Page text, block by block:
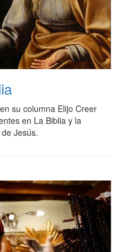
su columna Elijo Creer
en La Biblia y la
Jesús.